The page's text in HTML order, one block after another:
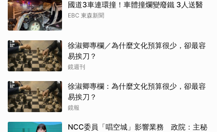
國道3車連環撞！車體撞爛變廢鐵 3人送醫
EBC 東森新聞
徐淑卿專欄／為什麼文化預算很少，卻最容
易挨刀？
鏡週刊
徐淑卿專欄：為什麼文化預算很少，卻最容
易挨刀？
鏡報
NCC委員「唱空城」影響業務 政院：主秘